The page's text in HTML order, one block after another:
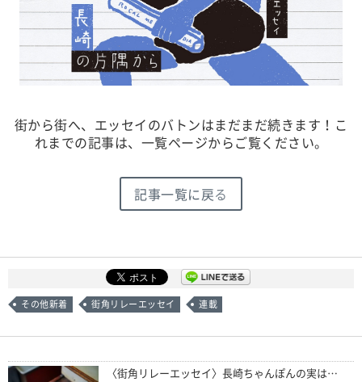
街から街へ、エッセイのバトンはまだまだ続きます！こ
れまでの記事は、一覧ページからご覧ください。
記事一覧に戻る
その他新着 街角リレーエッセイ 連載
〈街角リレーエッセイ〉長崎ちゃんぽんの実は…